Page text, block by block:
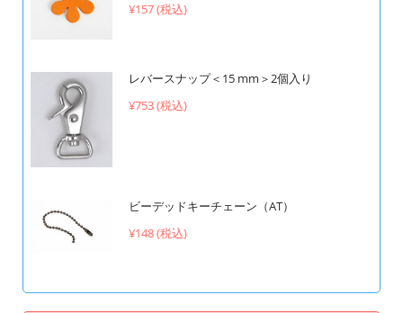
¥157 (税込)
レバースナップ＜15 mm＞2個入り
¥753 (税込)
ビーデッドキーチェーン（AT）
¥148 (税込)